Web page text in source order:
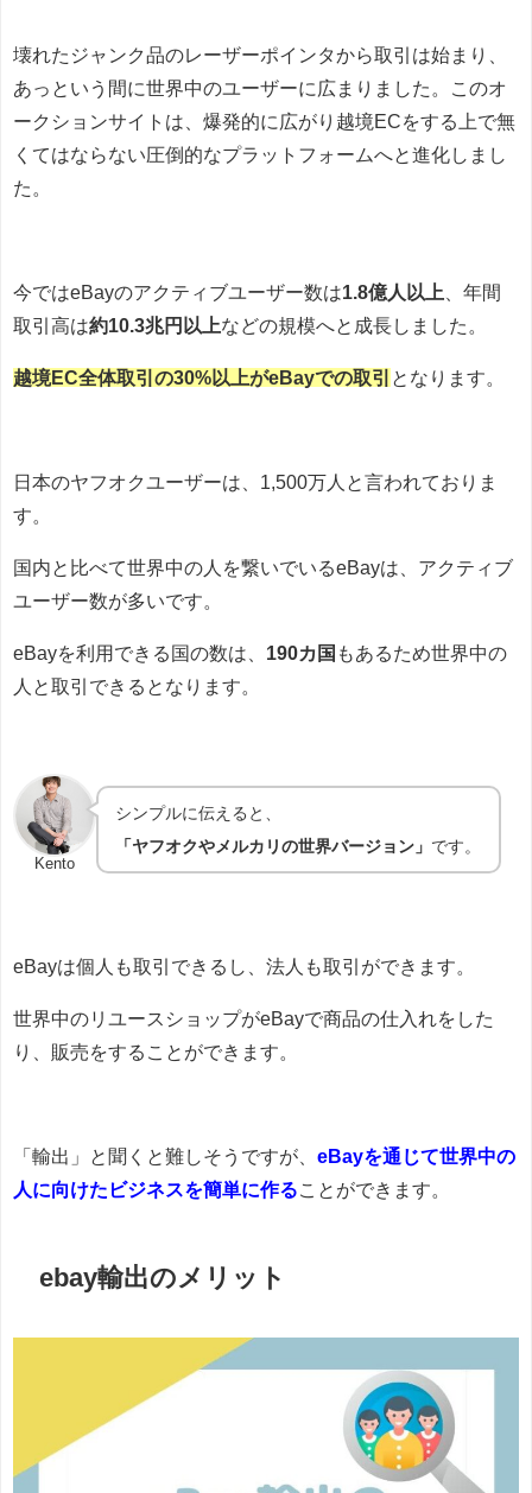
壊れたジャンク品のレーザーポインタから取引は始まり、
あっという間に世界中のユーザーに広まりました。このオ
ークションサイトは、爆発的に広がり越境ECをする上で無
くてはならない圧倒的なプラットフォームへと進化しまし
た。
今ではeBayのアクティブユーザー数は1.8億人以上 、年間
取引高は約10.3兆円以上などの規模へと成長しました。
越境EC全体取引の30%以上がeBayでの取引 となります。
日本のヤフオクユーザーは、1,500万人と言われておりま
す。
国内と比べて世界中の人を繋いでいるeBayは、アクティブ
ユーザー数が多いです。
eBayを利用できる国の数は、 190カ国 もあるため世界中の
人と取引できるとなります。
Kento
シンプルに伝えると、
「ヤフオクやメルカリの世界バージョン」 です。
eBayは個人も取引できるし、法人も取引ができます。
世界中のリユースショップがeBayで商品の仕入れをした
り、販売をすることができます。
「輸出」と聞くと難しそうですが、 eBayを通じて世界中の
人に向けたビジネスを簡単に作る ことができます。
ebay輸出のメリット